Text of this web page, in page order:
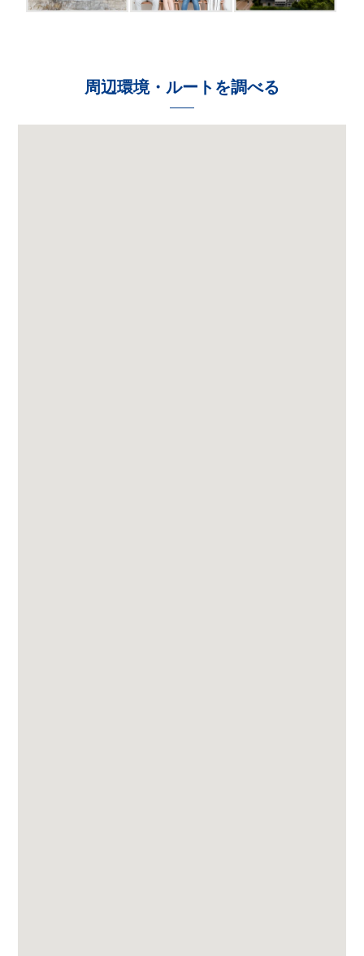
周辺環境・ルートを調べる